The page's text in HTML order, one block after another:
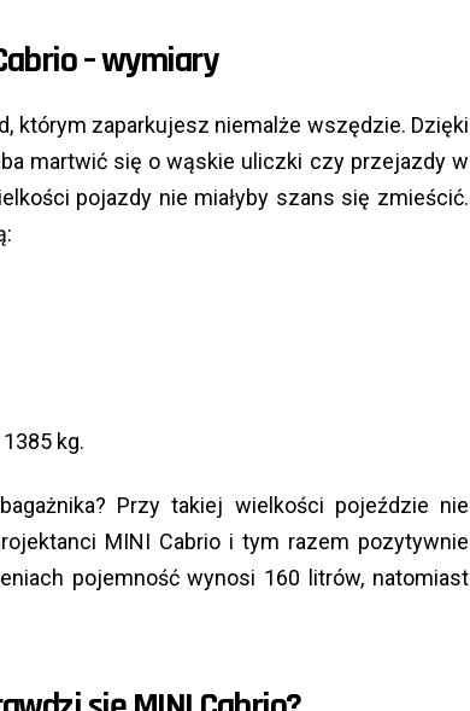
– wymiary
którym zaparkujesz niemalże wszędzie. Dzięki
martwić się o wąskie uliczki czy przejazdy w
pojazdy nie miałyby szans się zmieścić.
kg.
Przy takiej wielkości pojeździe nie
MINI Cabrio i tym razem pozytywnie
pojemność wynosi 160 litrów, natomiast